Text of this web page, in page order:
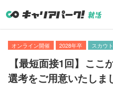
オンライン開催 2028年卒 スカウ
【最短面接1回】 ここ
選考をご用意いたしま